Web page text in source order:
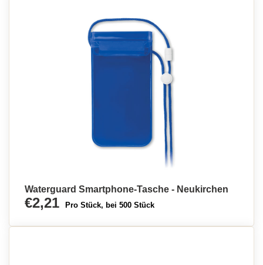
Waterguard Smartphone-Tasche - Neukirchen
€2,21 Pro Stück, bei 500 Stück